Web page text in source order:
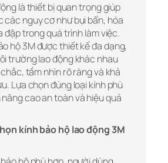
là thiết bị quan trọng giúp
các nguy cơ như bụi bẩn, hóa
đập trong quá trình làm việc.
hộ 3M được thiết kế đa dạng,
trường lao động khác nhau
tầm nhìn rõ ràng và khả
Lựa chọn đúng loại kính phù
cao an toàn và hiệu quả
kính bảo hộ lao động 3M